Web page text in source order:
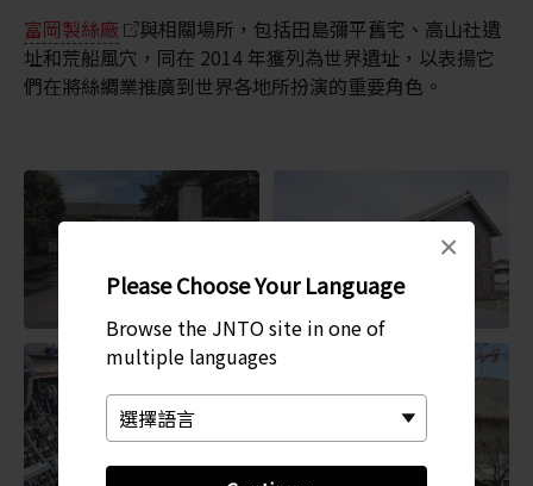
Please Choose Your Language
Browse the JNTO site in one of
multiple languages
×
富岡製絲廠
與相關場所，包括田島彌平舊宅、高山社遺
址和荒船風穴，同在 2014 年獲列為世界遺址，以表揚它
們在將絲綢業推廣到世界各地所扮演的重要角色。